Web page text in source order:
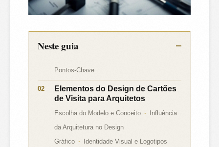
Neste guia
Pontos-Chave
Elementos do Design de Cartões
de Visita para Arquitetos
Escolha do Modelo e Conceito
Influência
da Arquitetura no Design
Gráfico
Identidade Visual e Logotipos